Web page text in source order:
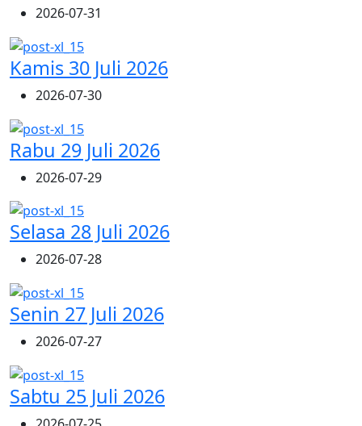
2026-07-31
Kamis 30 Juli 2026
2026-07-30
Rabu 29 Juli 2026
2026-07-29
Selasa 28 Juli 2026
2026-07-28
Senin 27 Juli 2026
2026-07-27
Sabtu 25 Juli 2026